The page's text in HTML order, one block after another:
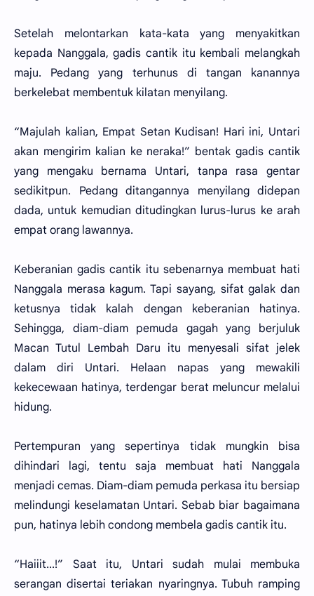
Setelah melontarkan kata-kata yang menyakitkan
kepada Nanggala, gadis cantik itu kembali melangkah
maju. Pedang yang terhunus di tangan kanannya
berkelebat membentuk kilatan menyilang.
“Majulah kalian, Empat Setan Kudisan! Hari ini, Untari
akan mengirim kalian ke neraka!” bentak gadis cantik
yang mengaku bernama Untari, tanpa rasa gentar
sedikitpun. Pedang ditangannya menyilang didepan
dada, untuk kemudian ditudingkan lurus-lurus ke arah
empat orang lawannya.
Keberanian gadis cantik itu sebenarnya membuat hati
Nanggala merasa kagum. Tapi sayang, sifat galak dan
ketusnya tidak kalah dengan keberanian hatinya.
Sehingga, diam-diam pemuda gagah yang berjuluk
Macan Tutul Lembah Daru itu menyesali sifat jelek
dalam diri Untari. Helaan napas yang mewakili
kekecewaan hatinya, terdengar berat meluncur melalui
hidung.
Pertempuran yang sepertinya tidak mungkin bisa
dihindari lagi, tentu saja membuat hati Nanggala
menjadi cemas. Diam-diam pemuda perkasa itu bersiap
melindungi keselamatan Untari. Sebab biar bagaimana
pun, hatinya lebih condong membela gadis cantik itu.
“Haiiit...!” Saat itu, Untari sudah mulai membuka
serangan disertai teriakan nyaringnya. Tubuh ramping